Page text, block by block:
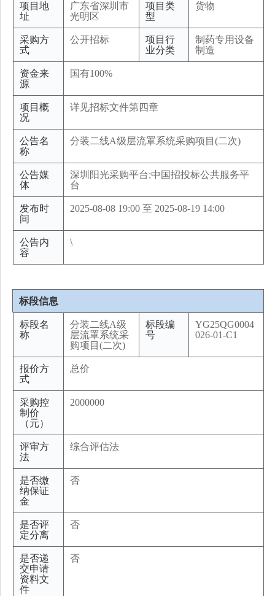
项目地
址
广东省深圳市
光明区
项目类
型
货物
采购方
式
公开招标
项目行
业分类
制药专用设备
制造
资金来
源
国有100%
项目概
况
详见招标文件第四章
公告名
称
分装二线A级层流罩系统采购项目(二次)
公告媒
体
深圳阳光采购平台;中国招投标公共服务平
台
发布时
间
2025-08-08 19:00 至 2025-08-19 14:00
公告内
容
\
标段信息
标段名
称
分装二线A级
层流罩系统采
购项目(二次)
标段编
号
YG25QG0004
026-01-C1
报价方
式
总价
采购控
制价
（元）
2000000
评审方
法
综合评估法
是否缴
纳保证
金
否
是否评
定分离
否
是否递
交申请
资料文
件
否